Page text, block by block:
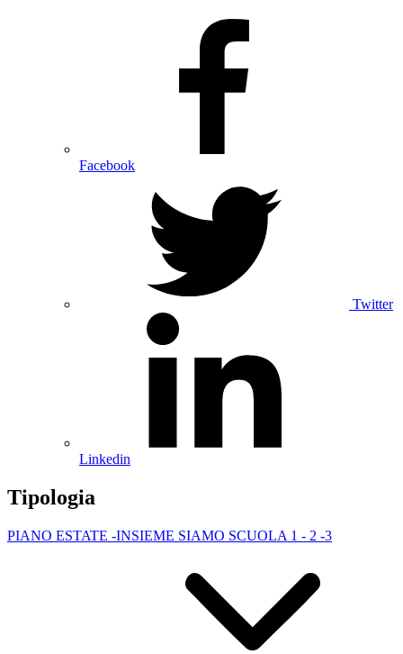
Facebook
Twitter
Linkedin
Tipologia
PIANO ESTATE -INSIEME SIAMO SCUOLA 1 - 2 -3